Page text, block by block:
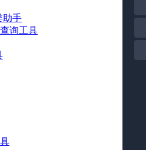
助手
询工具